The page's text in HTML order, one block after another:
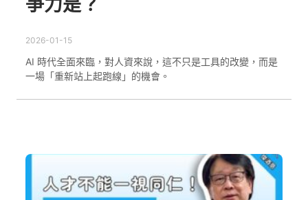
2026-01-15
AI 時代全面來臨，對人資來說，這不只是工具的改變，而是
一場「重新站上起跑線」的機會。